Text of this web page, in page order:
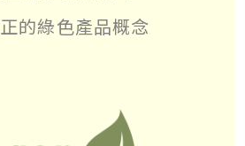
的綠色產品概念